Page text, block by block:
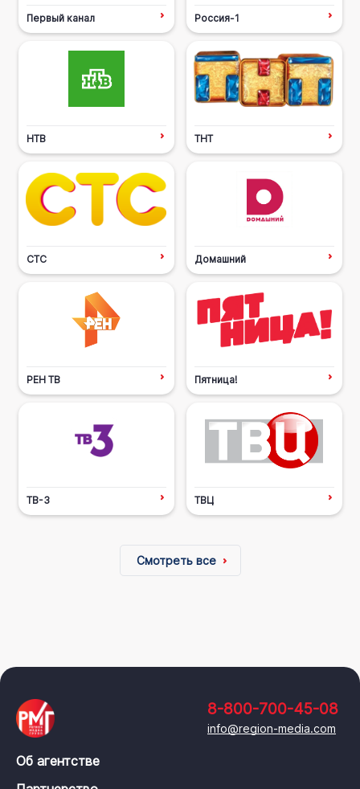
Первый канал Россия-1
НТВ ТНТ
СТС Домашний
РЕН ТВ Пятница!
ТВ-3 ТВЦ
Смотреть все
8-800-700-45-08
info@region-media.com
Об агентстве